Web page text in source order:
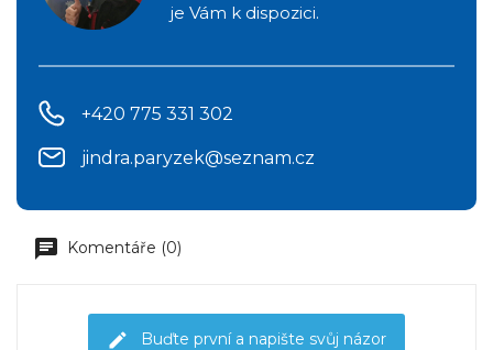
je Vám k dispozici.
+420 775 331 302
jindra.paryzek@seznam.cz
Komentáře (0)
Buďte první a napište svůj názor